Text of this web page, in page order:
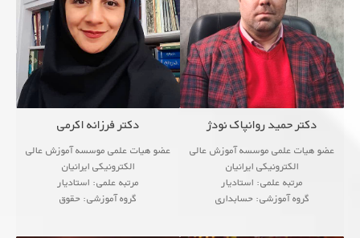
دکتر حمید روانپاک نودژ
عضو هیات علمی موسسه آموزش عالی
الکترونیکی ایرانیان
مرتبه علمی: استادیار
گروه آموزشی: حسابداری
دکتر فرزانه اکرمی
عضو هیات علمی موسسه آموزش عالی
الکترونیکی ایرانیان
مرتبه علمی: استادیار
گروه آموزشی: حقوق